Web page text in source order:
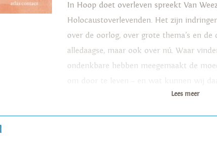
In Hoop doet overleven spreekt Van
Holocaustoverlevenden. Het zijn
over de oorlog, over grote thema’s en
alledaagse, maar ook over nú. Waar
ondenkbare hebben meegemaakt de
Lees meer